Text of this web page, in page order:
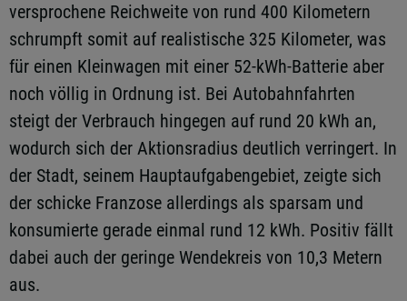
versprochene Reichweite von rund 400 Kilometern
schrumpft somit auf realistische 325 Kilometer, was
für einen Kleinwagen mit einer 52-kWh-Batterie aber
noch völlig in Ordnung ist. Bei Autobahnfahrten
steigt der Verbrauch hingegen auf rund 20 kWh an,
wodurch sich der Aktionsradius deutlich verringert. In
der Stadt, seinem Hauptaufgabengebiet, zeigte sich
der schicke Franzose allerdings als sparsam und
konsumierte gerade einmal rund 12 kWh. Positiv fällt
dabei auch der geringe Wendekreis von 10,3 Metern
aus.